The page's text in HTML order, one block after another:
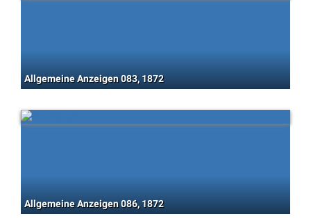
Allgemeine Anzeigen 083, 1872
Allgemeine Anzeigen 086, 1872